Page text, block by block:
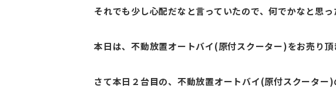
それでも少し心配だなと言っていたので、何でかなと思
本日は、不動放置オートバイ(原付スクーター)をお売り
さて本日２台目の、不動放置オートバイ(原付スクーター